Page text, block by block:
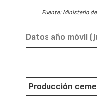
Fuente: Ministerio
Datos año móvil
Producción